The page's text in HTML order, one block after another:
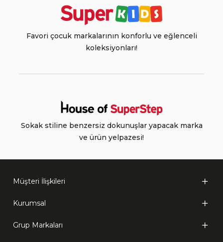
Favori çocuk markalarının konforlu ve eğlenceli
koleksiyonları!
Sokak stiline benzersiz dokunuşlar yapacak marka
ve ürün yelpazesi!
Müşteri İlişkileri
Kurumsal
Grup Markaları